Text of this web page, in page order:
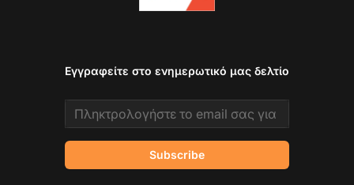
Εγγραφείτε στο ενημερωτικό μας δελτίο
Email address
Subscribe